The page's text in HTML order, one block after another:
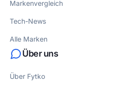
Markenvergleich
Tech-News
Alle Marken
Über uns
Über Fytko